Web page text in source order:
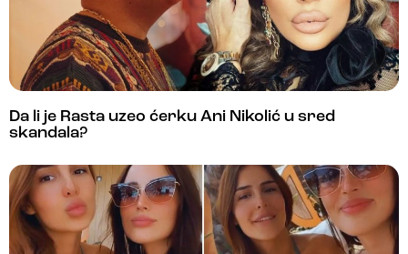
Da li je Rasta uzeo ćerku Ani Nikolić u sred
skandala?